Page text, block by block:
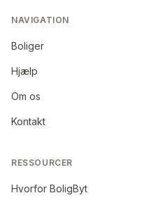
NAVIGATION
Boliger
Hjælp
Om os
Kontakt
RESSOURCER
Hvorfor BoligByt